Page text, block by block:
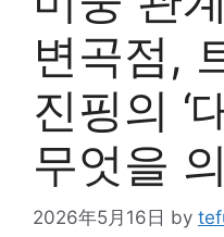
변곡점,
진핑의 ‘
무엇을
2026年5月16日 by